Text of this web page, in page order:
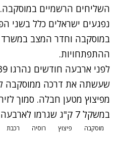
השליחים הרשמיים במוסקבה.
נפגעים ישראלים כלל בשני
במוסקבה וחדר המצב
ההתפתחויות.
שעשתה את דרכה ממוסקבה
מפיצוץ מטען חבלה. סמוך
במשקל 7 ק"ג שגרמו לארבעה קרונות לרדת מהפסים.
מוסקבה פיצוץ רוסיה רכבת